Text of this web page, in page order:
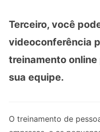
Terceiro, você
videoconferência
treinamento online
sua equipe.
O treinamento de